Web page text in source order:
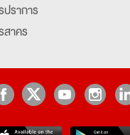
ราการ
สาคร